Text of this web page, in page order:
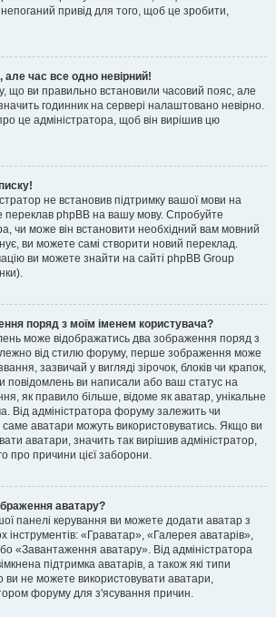
привід для того, щоб це зробити,
але час все одно невірний!
що ви правильно встановили часовий пояс, але
годинник на сервері налаштовано невірно.
це адміністратора, щоб він вирішив цю
не встановив підтримку вашої мови на
переклав phpBB на вашу мову. Спробуйте
чи може він встановити необхідний вам мовний
ви можете самі створити новий переклад.
ви можете знайти на сайті phpBB Group
поряд з моїм іменем користувача?
може відображатись два зображення поряд з
від стилю форуму, перше зображення може
зазвичай у вигляді зірочок, блоків чи крапок,
повідомлень ви написали або ваш статус на
як правило більше, відоме як аватар, унікальне
Від адміністратора форуму залежить чи
саме аватари можуть використовуватись. Якщо ви
аватари, значить так вирішив адміністратор,
про причини цієї заборони.
аватару?
панелі керування ви можете додати аватар з
інструментів: «Граватар», «Галерея аватарів»,
«Завантаження аватару». Від адміністратора
підтримка аватарів, а також які типи
ви не можете використовувати аватари,
форуму для з'ясування причин.